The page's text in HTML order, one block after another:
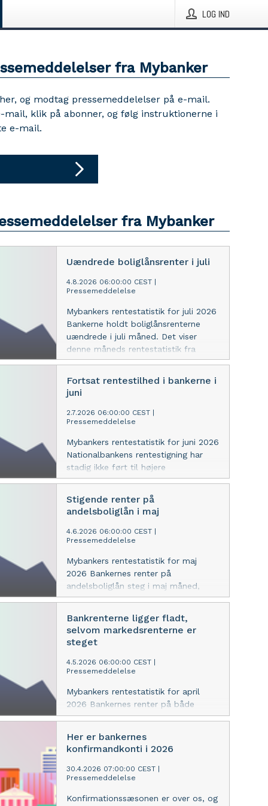
LOG IND
fra Mybanker
og modtag pressemeddelelser på e-mail.
mail, klik på abonner, og følg instruktionerne i
e-mail.
fra Mybanker
Uændrede boliglånsrenter i juli
4.8.2026 06:00:00 CEST
Pressemeddelelse
Mybankers rentestatistik for juli 2026
Bankerne holdt boliglånsrenterne
uændrede i juli måned. Det viser
denne måneds rentestatistik fra
Mybanker.
Fortsat rentestilhed i bankerne i
juni
2.7.2026 06:00:00 CEST
Pressemeddelelse
Mybankers rentestatistik for juni 2026
Nationalbankens rentestigning har
stadig ikke ført til højere
boliglånsrenter i bankerne. Det viser
Mybanker.
Stigende renter på
andelsboliglån i maj
4.6.2026 06:00:00 CEST
Pressemeddelelse
Mybankers rentestatistik for maj
2026 Bankernes renter på
andelsboliglån steg i maj måned,
mens boliglånsrenterne var
rentestatistik fra Mybanker.
Bankrenterne ligger fladt,
selvom markedsrenterne er
steget
4.5.2026 06:00:00 CEST
Pressemeddelelse
Mybankers rentestatistik for april
2026 Bankernes renter på både
bolig- og andelsboliglån var
denne måneds rentestatistik fra
Mybanker.
Her er bankernes
konfirmandkonti i 2026
30.4.2026 07:00:00 CEST
Pressemeddelelse
Konfirmationssæsonen er over os, og